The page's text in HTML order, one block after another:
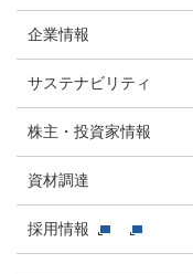
企業情報
サステナビリティ
株主・投資家情報
資材調達
採用情報